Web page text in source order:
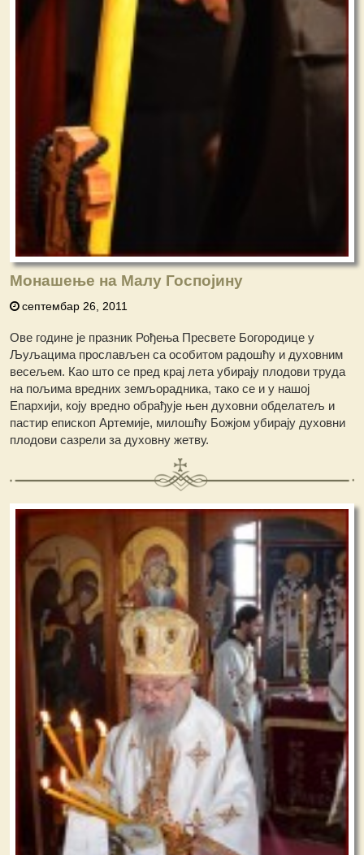
Монашење на Малу Госпојину
септембар 26, 2011
Ове године је празник Рођења Пресвете Богородице у
Љуљацима прослављен са особитом радошћу и духовним
весељем. Као што се пред крај лета убирају плодови труда
на пољима вредних земљорадника, тако се и у нашој
Епархији, коју вредно обрађује њен духовни обделатељ и
пастир епископ Артемије, милошћу Божјом убирају духовни
плодови сазрели за духовну жетву.